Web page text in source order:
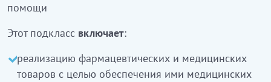
помощи
Этот подкласс включает:
реализацию фармацевтических и медицинских
товаров с целью обеспечения ими медицинских